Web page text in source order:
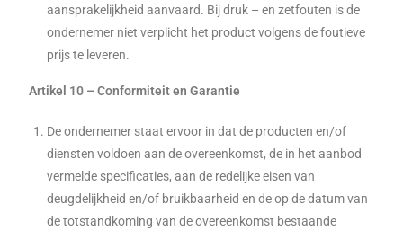
aansprakelijkheid aanvaard. Bij druk – en zetfouten is de
ondernemer niet verplicht het product volgens de foutieve
prijs te leveren.
Artikel 10 – Conformiteit en Garantie
De ondernemer staat ervoor in dat de producten en/of
diensten voldoen aan de overeenkomst, de in het aanbod
vermelde specificaties, aan de redelijke eisen van
deugdelijkheid en/of bruikbaarheid en de op de datum van
de totstandkoming van de overeenkomst bestaande